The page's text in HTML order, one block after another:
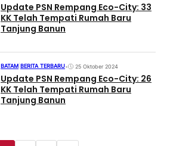
Update PSN Rempang Eco-City: 33
KK Telah Tempati Rumah Baru
Tanjung Banun
BATAM BERITA TERBARU• 25 Oktober 2024
Update PSN Rempang Eco-City: 26
KK Telah Tempati Rumah Baru
Tanjung Banun